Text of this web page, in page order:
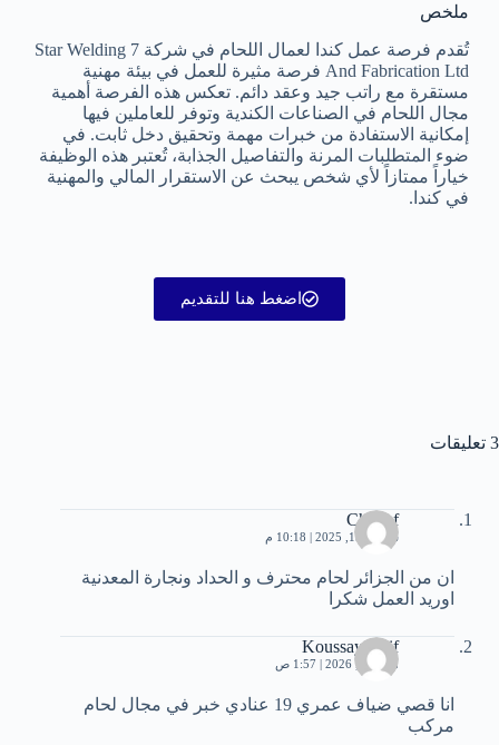
ملخص
تُقدم فرصة عمل كندا لعمال اللحام في شركة 7 Star Welding
And Fabrication Ltd فرصة مثيرة للعمل في بيئة مهنية
مستقرة مع راتب جيد وعقد دائم. تعكس هذه الفرصة أهمية
مجال اللحام في الصناعات الكندية وتوفر للعاملين فيها
إمكانية الاستفادة من خبرات مهمة وتحقيق دخل ثابت. في
ضوء المتطلبات المرنة والتفاصيل الجذابة، تُعتبر هذه الوظيفة
خياراً ممتازاً لأي شخص يبحث عن الاستقرار المالي والمهنية
في كندا.
اضغط هنا للتقديم
3 تعليقات
Chouaf
سبتمبر 15, 2025 | 10:18 م
ان من الجزائر لحام محترف و الحداد ونجارة المعدنية
اوريد العمل شكرا
Koussay Daif
مارس 5, 2026 | 1:57 ص
انا قصي ضياف عمري 19 عنادي خبر في مجال لحام
مركب